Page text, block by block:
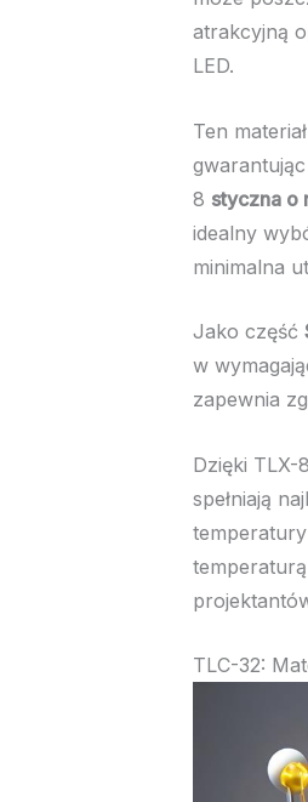
atrakcyjną
LED.
Ten
8 styczna o
idealny
minimalna
Jako część
w
zapewnia
Dzięki TLX-
spełniają
TLC-32: